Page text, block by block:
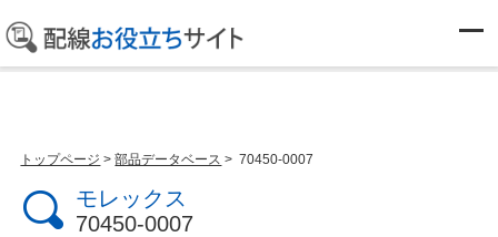
部品データベース
トップページ >部品データベース > 70450-0007
モレックス
70450-0007